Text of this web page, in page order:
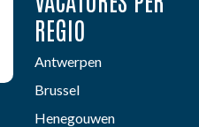
REGIO
Antwerpen
Brussel
Henegouwen